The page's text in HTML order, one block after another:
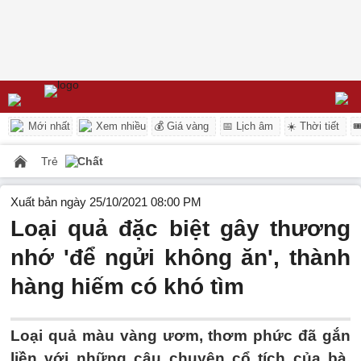
Mới nhất Xem nhiều 💰 Giá vàng 📅 Lịch âm ☀️ Thời tiết
Trẻ Chất
Xuất bản ngày 25/10/2021 08:00 PM
Loại quả đặc biệt gây thương
nhớ 'để ngửi không ăn', thành
hàng hiếm có khó tìm
Loại quả màu vàng ươm, thơm phức đã gắn